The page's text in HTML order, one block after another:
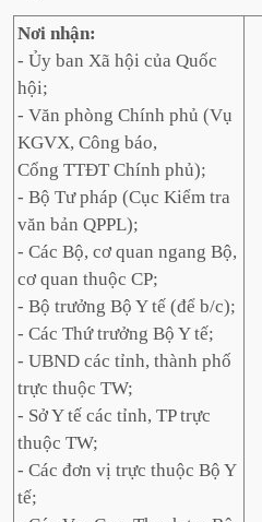
Nơi nhận:
- Ủy ban Xã hội của Quốc
hội;
- Văn phòng Chính phủ (Vụ
KGVX, Công báo,
Cổng TTĐT Chính phủ);
- Bộ Tư pháp (Cục Kiểm tra
văn bản QPPL);
- Các Bộ, cơ quan ngang Bộ,
cơ quan thuộc CP;
- Bộ trưởng Bộ Y tế (để b/c);
- Các Thứ trưởng Bộ Y tế;
- UBND các tỉnh, thành phố
trực thuộc TW;
- Sở Y tế các tỉnh, TP trực
thuộc TW;
- Các đơn vị trực thuộc Bộ Y
tế;